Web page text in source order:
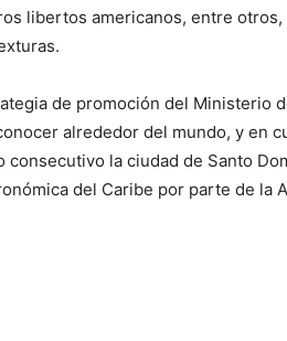
libertos americanos, entre otros,
de promoción del Ministerio
alrededor del mundo, y en
la ciudad de Santo
del Caribe por parte de la